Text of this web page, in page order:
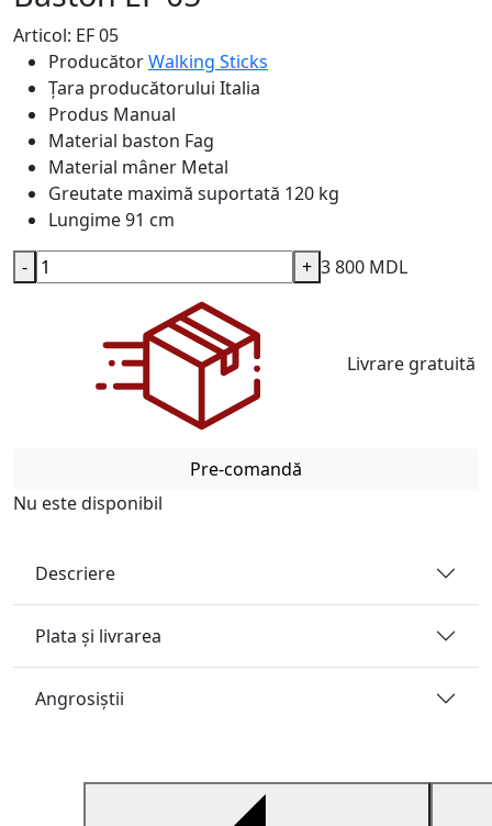
Articol: EF 05
ProducătorWalking Sticks
Țara producătorului Italia
Produs Manual
Material baston Fag
Material mâner Metal
Greutate maximă suportată 120 kg
Lungime91 cm
3 800 MDL
- +
Livrare gratuită
Pre-comandă
Nu este disponibil
Descriere
Plata și livrarea
Angrosiştii